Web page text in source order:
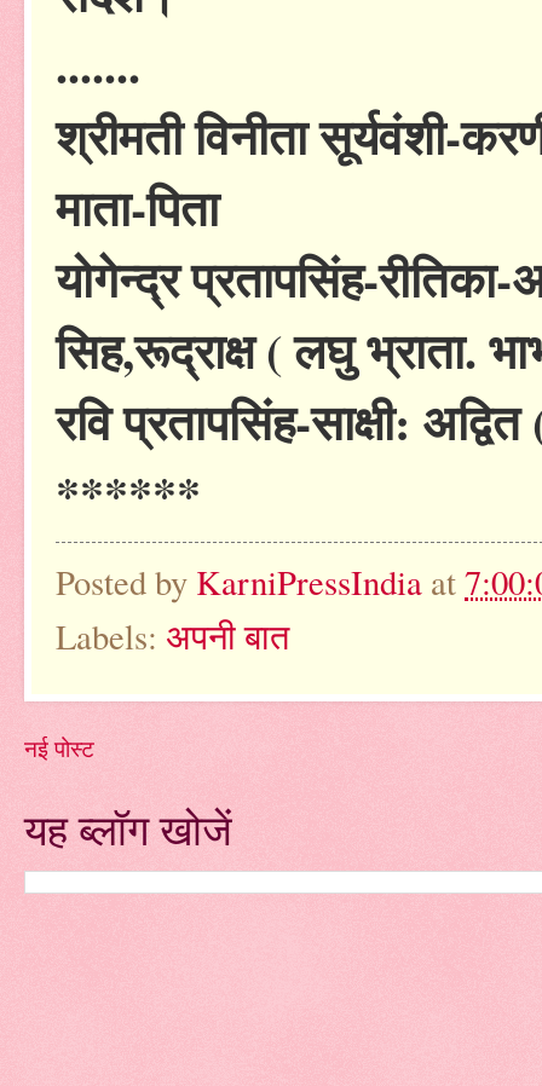
.......
श्रीमती विनीता सूर्यवंशी-
माता-पिता
योगेन्द्र प्रतापसिंह-रीतिका-
सिह,रूद्राक्ष ( लघु भ्राता.
रवि प्रतापसिंह-साक्षी:
******
Posted by KarniPressIndia at
Labels: अपनी बात
नई पोस्ट
यह ब्लॉग खोजें